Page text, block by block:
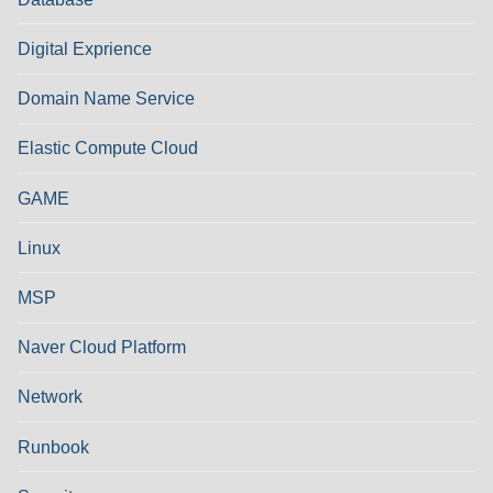
Digital Exprience
Domain Name Service
Elastic Compute Cloud
GAME
Linux
MSP
Naver Cloud Platform
Network
Runbook